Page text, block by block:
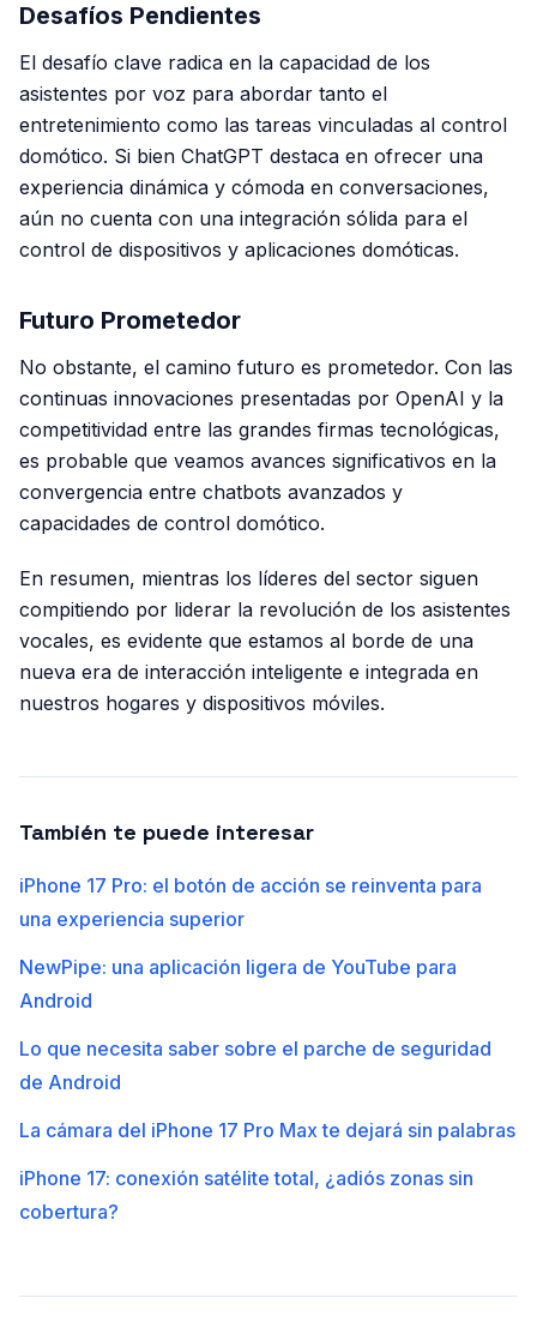
Desafíos Pendientes
El desafío clave radica en la capacidad de los
asistentes por voz para abordar tanto el
entretenimiento como las tareas vinculadas al control
domótico. Si bien ChatGPT destaca en ofrecer una
experiencia dinámica y cómoda en conversaciones,
aún no cuenta con una integración sólida para el
control de dispositivos y aplicaciones domóticas.
Futuro Prometedor
No obstante, el camino futuro es prometedor. Con las
continuas innovaciones presentadas por OpenAI y la
competitividad entre las grandes firmas tecnológicas,
es probable que veamos avances significativos en la
convergencia entre chatbots avanzados y
capacidades de control domótico.
En resumen, mientras los líderes del sector siguen
compitiendo por liderar la revolución de los asistentes
vocales, es evidente que estamos al borde de una
nueva era de interacción inteligente e integrada en
nuestros hogares y dispositivos móviles.
También te puede interesar
iPhone 17 Pro: el botón de acción se reinventa para
una experiencia superior
NewPipe: una aplicación ligera de YouTube para
Android
Lo que necesita saber sobre el parche de seguridad
de Android
La cámara del iPhone 17 Pro Max te dejará sin palabras
iPhone 17: conexión satélite total, ¿adiós zonas sin
cobertura?